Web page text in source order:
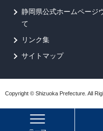
静岡県公式ホームページ
て
リンク集
サイトマップ
Copyright © Shizuoka Prefecture. All